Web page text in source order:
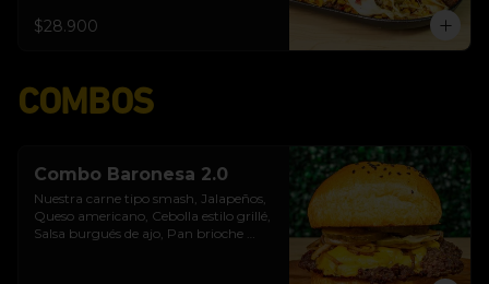
$28.900
COMBOS
Combo Baronesa 2.0
Nuestra carne tipo smash, Jalapeños,
Queso americano, Cebolla estilo grillé,
Salsa burgués de ajo, Pan brioche